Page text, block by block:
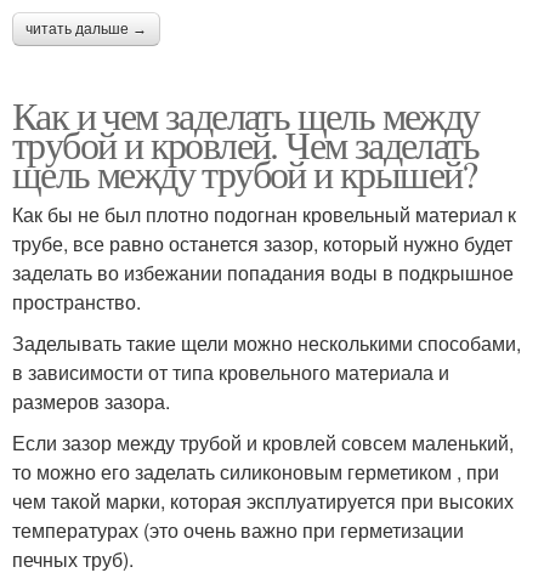
читать дальше →
Как и чем заделать щель между
трубой и кровлей. Чем заделать
щель между трубой и крышей?
Как бы не был плотно подогнан кровельный материал к
трубе, все равно останется зазор, который нужно будет
заделать во избежании попадания воды в подкрышное
пространство.
Заделывать такие щели можно несколькими способами,
в зависимости от типа кровельного материала и
размеров зазора.
Если зазор между трубой и кровлей совсем маленький,
то можно его заделать силиконовым герметиком , при
чем такой марки, которая эксплуатируется при высоких
температурах (это очень важно при герметизации
печных труб).